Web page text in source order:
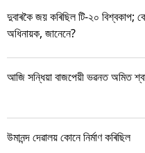
দুবাৰকৈ জয় কৰিছিল টি-২০
অধিনায়ক, জানেনে?
আজি সন্ধিয়া বাজপেয়ী ভৱনত অমিত
উমানন্দ দেৱালয় কোনে নিৰ্মাণ কৰিছিল